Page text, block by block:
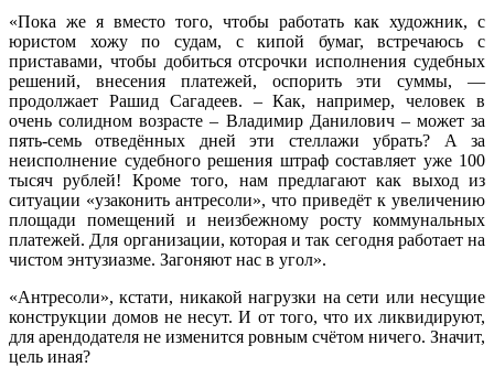
«Пока же я вместо того, чтобы работать как художник, с
юристом хожу по судам, с кипой бумаг, встречаюсь с
приставами, чтобы добиться отсрочки исполнения судебных
решений, внесения платежей, оспорить эти суммы, —
продолжает Рашид Сагадеев. – Как, например, человек в
очень солидном возрасте – Владимир Данилович – может за
пять-семь отведённых дней эти стеллажи убрать? А за
неисполнение судебного решения штраф составляет уже 100
тысяч рублей! Кроме того, нам предлагают как выход из
ситуации «узаконить антресоли», что приведёт к увеличению
площади помещений и неизбежному росту коммунальных
платежей. Для организации, которая и так сегодня работает на
чистом энтузиазме. Загоняют нас в угол».
«Антресоли», кстати, никакой нагрузки на сети или несущие
конструкции домов не несут. И от того, что их ликвидируют,
для арендодателя не изменится ровным счётом ничего. Значит,
цель иная?